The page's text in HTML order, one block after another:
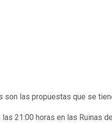
las propuestas que se
21:00 horas en las Ruinas